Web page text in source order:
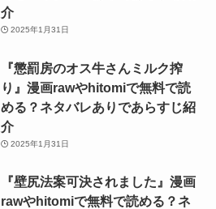
介
2025年1月31日
『懲罰房のオス牛さんミルク搾
り』漫画rawやhitomiで無料で読
める？ネタバレありであらすじ紹
介
2025年1月31日
『壁尻法案可決されました』漫画
rawやhitomiで無料で読める？ネ